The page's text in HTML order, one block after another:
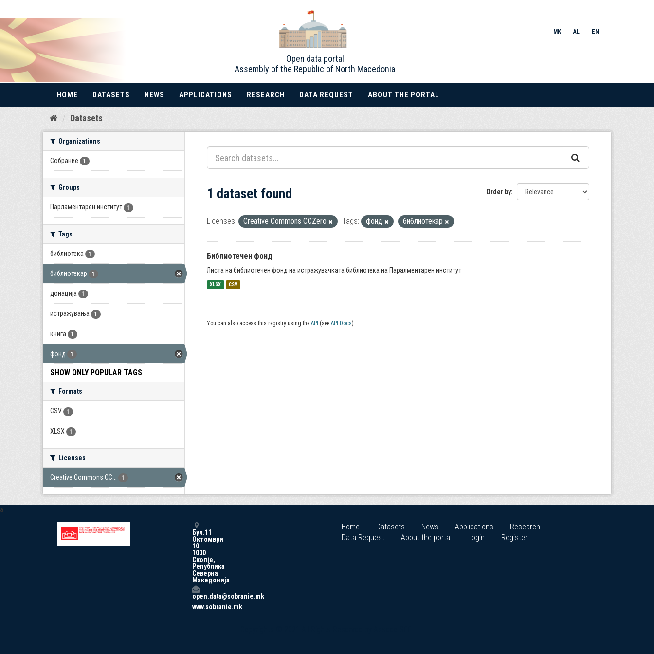
Skip
Open data portal
Assembly of the Republic of North Macedonia
MK AL EN
HOME DATASETS NEWS APPLICATIONS RESEARCH DATA REQUEST ABOUT THE PORTAL
Datasets
Organizations
Собрание 1
Groups
Парламентарен институт 1
Tags
библиотека 1
библиотекар 1
донација 1
истражувања 1
книга 1
фонд 1
SHOW ONLY POPULAR TAGS
Formats
CSV 1
XLSX 1
Licenses
Creative Commons CC... 1
Order by
1 dataset found
Licenses: Creative Commons CCZero Tags: фонд библиотекар
Библиотечен фонд
Листа на библиотечен фонд на истражувачката библиотека на Паралментарен институт
XLSX CSV
You can also access this registry using the API (see API Docs).
a
Бул.11
Октомври
10
1000
Скопје,
Република
Северна
Македонија
open.data@sobranie.mk
www.sobranie.mk
Home Datasets News Applications
Research
Data Request
About the portal Login Register